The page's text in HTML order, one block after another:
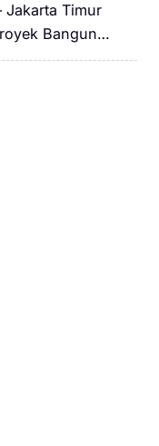
Jakarta Timur
Bangun…